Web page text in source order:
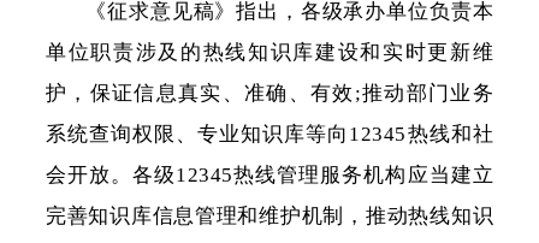
《征求意见稿》指出，各级承办单位负责本
单位职责涉及的热线知识库建设和实时更新维
护，保证信息真实、准确、有效;推动部门业务
系统查询权限、专业知识库等向12345热线和社
会开放。各级12345热线管理服务机构应当建立
完善知识库信息管理和维护机制，推动热线知识